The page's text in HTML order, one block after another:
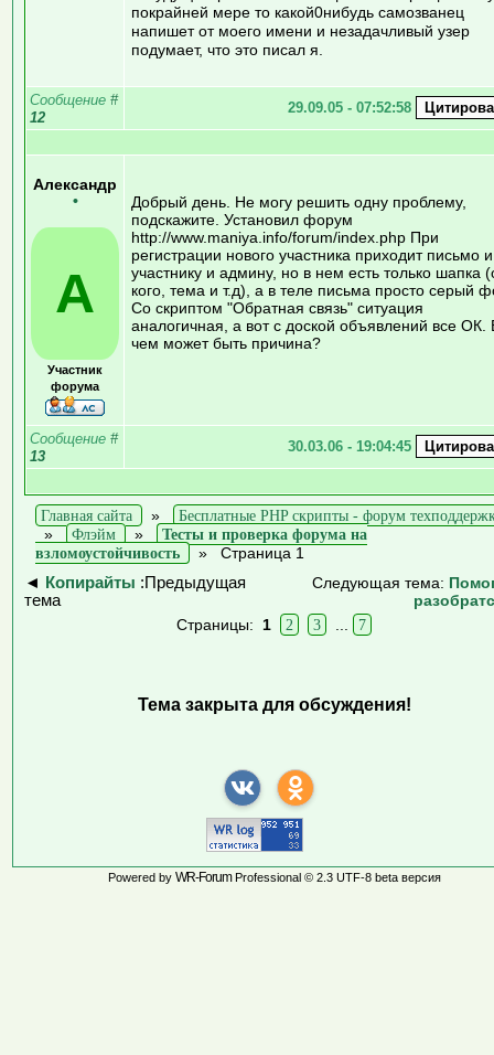
покрайней мере то какой0нибудь самозванец
напишет от моего имени и незадачливый узер
подумает, что это писал я.
Сообщение #
12
29.09.05 - 07:52:58
Александр
•
А
Участник
форума
Добрый день. Не могу решить одну проблему,
подскажите. Установил форум
http://www.maniya.info/forum/index.php При
регистрации нового участника приходит письмо и
участнику и админу, но в нем есть только шапка
кого, тема и т.д), а в теле письма просто серый
Со скриптом "Обратная связь" ситуация
аналогичная, а вот с доской объявлений все ОК.
чем может быть причина?
Сообщение #
13
30.03.06 - 19:04:45
Главная сайта »
Бесплатные PHP скрипты - форум
»
Флэйм »
Тесты и проверка форума на
взломоустойчивость
» Страница 1
◄
Копирайты :Предыдущая
тема
Следующая тема:
Страницы: 1 2 3 7
Тема закрыта для обсуждения!
Powered by WR-ForumProfessional © 2.3 UTF-8 beta версия